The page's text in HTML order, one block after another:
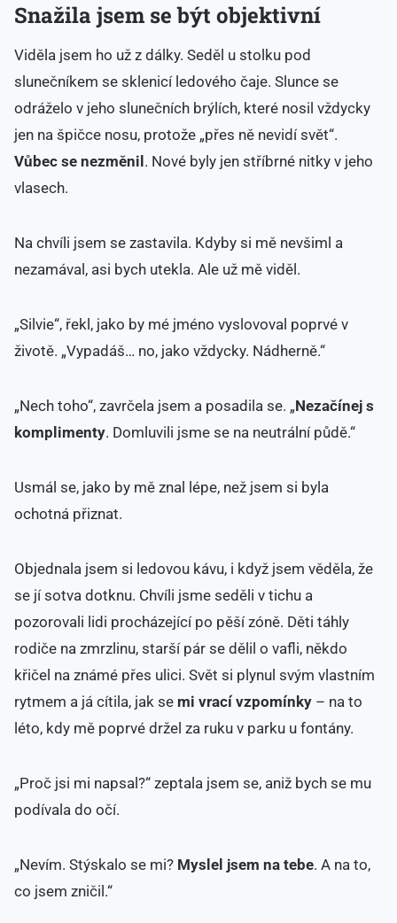
Snažila jsem se být objektivní
Viděla jsem ho už z dálky. Seděl u stolku pod
slunečníkem se sklenicí ledového čaje. Slunce se
odráželo v jeho slunečních brýlích, které nosil vždycky
jen na špičce nosu, protože „přes ně nevidí svět“.
Vůbec se nezměnil . Nové byly jen stříbrné nitky v jeho
vlasech.
Na chvíli jsem se zastavila. Kdyby si mě nevšiml a
nezamával, asi bych utekla. Ale už mě viděl.
„Silvie“, řekl, jako by mé jméno vyslovoval poprvé v
životě. „Vypadáš… no, jako vždycky. Nádherně.“
„Nech toho“, zavrčela jsem a posadila se. „Nezačínej s
komplimenty. Domluvili jsme se na neutrální půdě.“
Usmál se, jako by mě znal lépe, než jsem si byla
ochotná přiznat.
Objednala jsem si ledovou kávu, i když jsem věděla, že
se jí sotva dotknu. Chvíli jsme seděli v tichu a
pozorovali lidi procházející po pěší zóně. Děti táhly
rodiče na zmrzlinu, starší pár se dělil o vafli, někdo
křičel na známé přes ulici. Svět si plynul svým vlastním
rytmem a já cítila, jak se mi vrací vzpomínky – na to
léto, kdy mě poprvé držel za ruku v parku u fontány.
„Proč jsi mi napsal?“ zeptala jsem se, aniž bych se mu
podívala do očí.
„Nevím. Stýskalo se mi? Myslel jsem na tebe. A na to,
co jsem zničil.“